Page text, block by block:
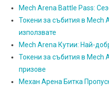
Mech Arena Battle Pass:
Токени за събития в Mech
използвате
Mech Arena Кутии: Най-
Токени за събития в Mech
призове
Механ Арена Битка